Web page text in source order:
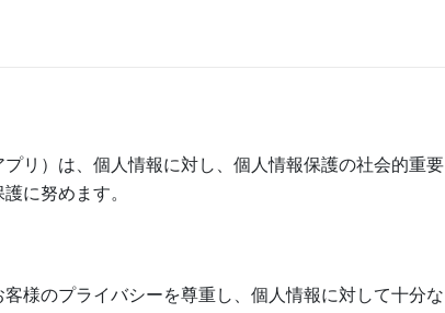
リ）は、個人情報に対し、個人情報保護の社会的重要
に努めます。
様のプライバシーを尊重し、個人情報に対して十分な